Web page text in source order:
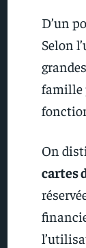
D’un
Selon
famille
On
cartes